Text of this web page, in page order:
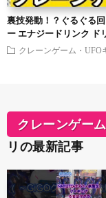
裏技発動！？ぐるぐる
ー エナジードリンク ド
クレーンゲーム・UFO
クレーンゲー
リの最新記事